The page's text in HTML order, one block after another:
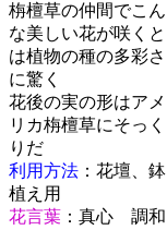
栴檀草の仲間でこん
な美しい花が咲くと
は植物の種の多彩さ
に驚く
花後の実の形はアメ
リカ栴檀草にそっく
りだ
利用方法 ：花壇、鉢
植え用
花言葉 ：真心 調和